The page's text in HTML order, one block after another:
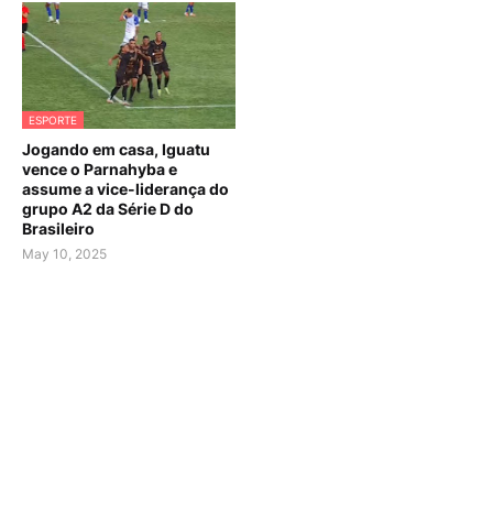
ESPORTE
Jogando em casa, Iguatu
vence o Parnahyba e
assume a vice-liderança do
grupo A2 da Série D do
Brasileiro
May 10, 2025